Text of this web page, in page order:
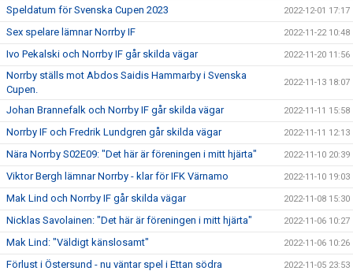
Speldatum för Svenska Cupen 2023 2022-12-01 17:17
Sex spelare lämnar Norrby IF 2022-11-22 10:48
Ivo Pekalski och Norrby IF går skilda vägar 2022-11-20 11:56
Norrby ställs mot Abdos Saidis Hammarby i Svenska
Cupen.
2022-11-13 18:07
Johan Brannefalk och Norrby IF går skilda vägar 2022-11-11 15:58
Norrby IF och Fredrik Lundgren går skilda vägar 2022-11-11 12:13
Nära Norrby S02E09: "Det här är föreningen i mitt hjärta" 2022-11-10 20:39
Viktor Bergh lämnar Norrby - klar för IFK Värnamo 2022-11-10 19:03
Mak Lind och Norrby IF går skilda vägar 2022-11-08 15:30
Nicklas Savolainen: "Det här är föreningen i mitt hjärta" 2022-11-06 10:27
Mak Lind: "Väldigt känslosamt" 2022-11-06 10:26
Förlust i Östersund - nu väntar spel i Ettan södra 2022-11-05 23:53